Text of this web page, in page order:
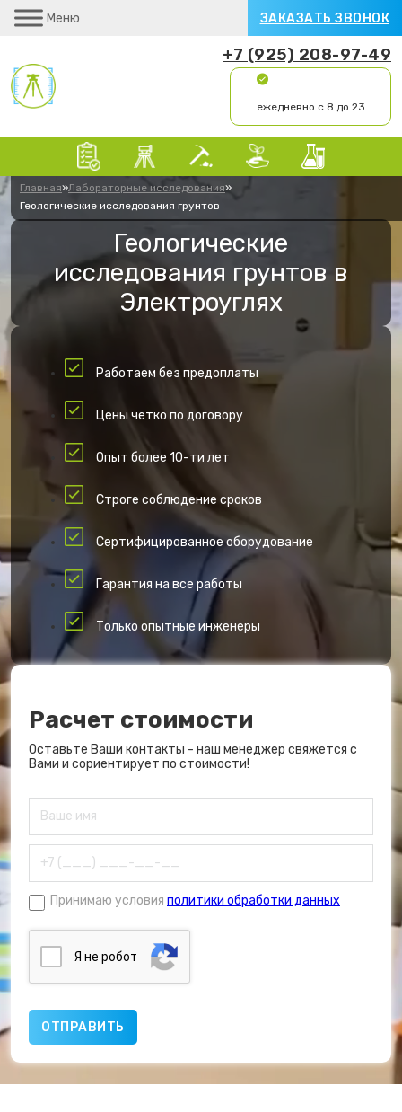
Меню ЗАКАЗАТЬ ЗВОНОК
+7 (925) 208-97-49
ежедневно с 8 до 23
Главная»Лабораторные исследования»
Геологические исследования грунтов
Геологические
исследования грунтов в
Электроуглях
Работаем без предоплаты
Цены четко по договору
Опыт более 10-ти лет
Строге соблюдение сроков
Сертифицированное оборудование
Гарантия на все работы
Только опытные инженеры
Расчет стоимости
Оставьте Ваши контакты - наш менеджер свяжется с
Вами и сориентирует по стоимости!
Принимаю условия политики обработки данных
Я нe poбoт